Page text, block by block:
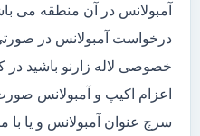
آمبولانس در آن منطقه می
درخواست آمبولانس در
خصوصی لاله زارنو باشید
اعزام اکیپ و آمبولانس
سرچ عنوان آمبولانس و یا